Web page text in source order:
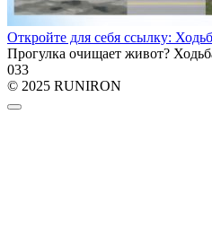
Откройте для себя ссылку:
Прогулка очищает живот?
033
© 2025 RUNIRON